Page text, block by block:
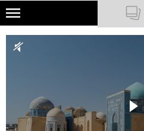
Skip
main
NATIONAL GEOGRAPHIC
Sklep